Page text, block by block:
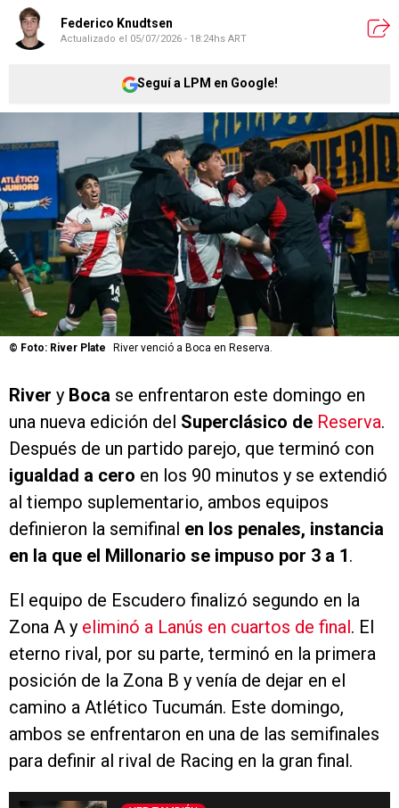
Federico Knudtsen
Actualizado el 05/07/2026 - 18:24hs ART
Seguí a LPM en Google!
© Foto: River Plate River venció a Boca en Reserva.
River y Boca se enfrentaron este domingo en
una nueva edición del Superclásico de Reserva.
Después de un partido parejo, que terminó con
igualdad a cero en los 90 minutos y se extendió
al tiempo suplementario, ambos equipos
definieron la semifinal en los penales, instancia
en la que el Millonario se impuso por 3 a 1.
El equipo de Escudero finalizó segundo en la
Zona A y eliminó a Lanús en cuartos de final. El
eterno rival, por su parte, terminó en la primera
posición de la Zona B y venía de dejar en el
camino a Atlético Tucumán. Este domingo,
ambos se enfrentaron en una de las semifinales
para definir al rival de Racing en la gran final.